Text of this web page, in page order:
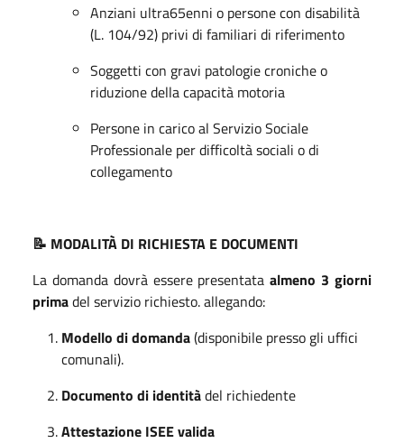
Anziani ultra65enni o persone con disabilità
(L. 104/92) privi di familiari di riferimento
Soggetti con gravi patologie croniche o
riduzione della capacità motoria
Persone in carico al Servizio Sociale
Professionale per difficoltà sociali o di
collegamento
📝 MODALITÀ DI RICHIESTA E DOCUMENTI
La domanda dovrà essere presentataalmeno 3 giorni
primadel servizio richiesto. allegando:
Modello di domanda(disponibile presso gli uffici
comunali).
Documento di identitàdel richiedente
Attestazione ISEE valida